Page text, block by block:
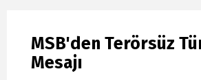
MSB'den Terörsüz
Mesajı